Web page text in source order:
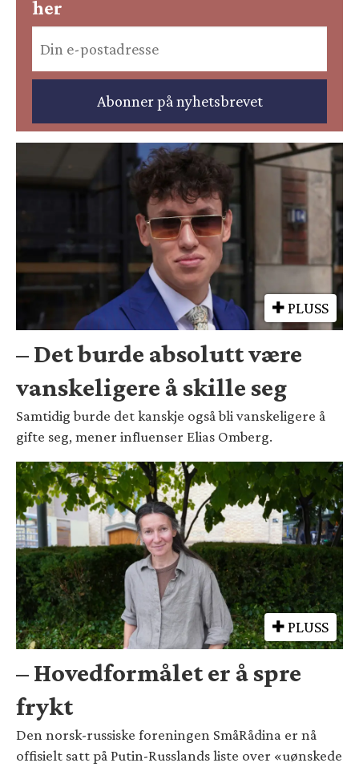
her
PLUSS
– Det burde absolutt være
vanskeligere å skille seg
Samtidig burde det kanskje også bli vanskeligere å
gifte seg, mener influenser Elias Omberg.
PLUSS
– Hovedformålet er å spre
frykt
Den norsk-russiske foreningen SmåRådina er nå
offisielt satt på Putin-Russlands liste over «uønskede